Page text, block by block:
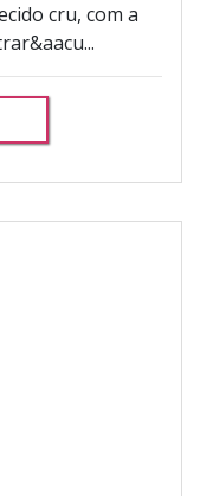
cru, com a